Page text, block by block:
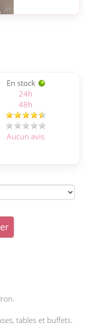
En stock
24h
48h
Aucun avis
tables et buffets.